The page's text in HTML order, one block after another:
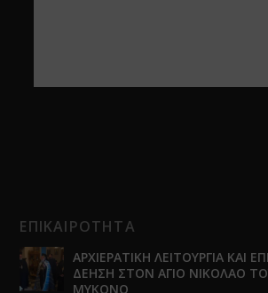
ΕΠΙΚΑΙΡΟΤΗΤΑ
ΑΡΧΙΕΡΑΤΙΚΗ ΛΕΙΤΟΥΡΓΙΑ ΚΑΙ
ΔΕΗΣΗ ΣΤΟΝ ΑΓΙΟ ΝΙΚΟΛΑΟ
ΜΥΚΟΝΟ